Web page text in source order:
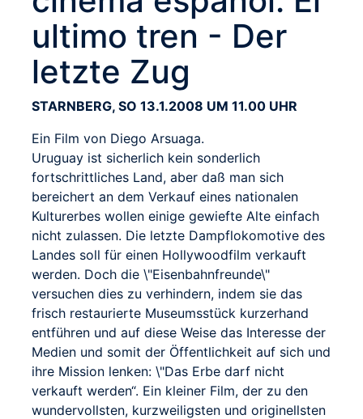
ultimo tren - Der
letzte Zug
STARNBERG, SO 13.1.2008 UM 11.00 UHR
Ein Film von Diego Arsuaga.
Uruguay ist sicherlich kein sonderlich
fortschrittliches Land, aber daß man sich
bereichert an dem Verkauf eines nationalen
Kulturerbes wollen einige gewiefte Alte einfach
nicht zulassen. Die letzte Dampflokomotive des
Landes soll für einen Hollywoodfilm verkauft
werden. Doch die \"Eisenbahnfreunde\"
versuchen dies zu verhindern, indem sie das
frisch restaurierte Museumsstück kurzerhand
entführen und auf diese Weise das Interesse der
Medien und somit der Öffentlichkeit auf sich und
ihre Mission lenken: \"Das Erbe darf nicht
verkauft werden“. Ein kleiner Film, der zu den
wundervollsten, kurzweiligsten und originellsten